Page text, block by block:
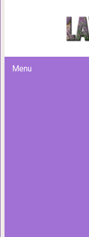
Menu